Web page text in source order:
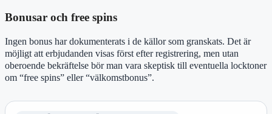
Bonusar och free spins
Ingen bonus har dokumenterats i de källor som granskats. Det är
möjligt att erbjudanden visas först efter registrering, men utan
oberoende bekräftelse bör man vara skeptisk till eventuella locktoner
om “free spins” eller “välkomstbonus”.